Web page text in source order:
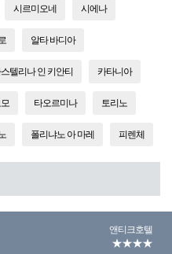
시르미오네 시에나
알타 바디아
텔리나 인 키안티 카타니아
타오르미나 토리노
폴리냐노 아 마레 피렌체
앤티크호텔
★★★★